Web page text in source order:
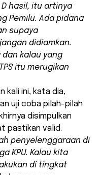
hasil, itu artinya
Pemilu. Ada pidana
supaya
didiamkan.
dan kalau yang
itu merugikan
kali ini, kata dia,
uji coba pilah-pilah
disimpulkan
pastikan valid.
penyelenggaraan di
KPU. Kalau kita
di tingkat